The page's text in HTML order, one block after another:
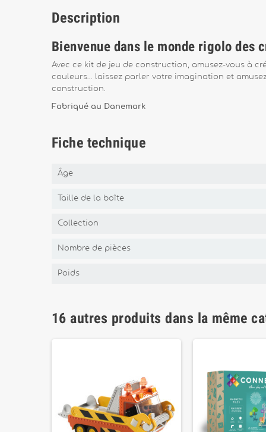
Description
Bienvenue dans le monde rigolo des
Avec ce kit de jeu de construction, amusez-vous à
couleurs… laissez parler votre imagination et
construction.
Fabriqué au Danemark
Fiche technique
Âge
Taille de la boîte
Collection
Nombre de pièces
Poids
16 autres produits dans la même